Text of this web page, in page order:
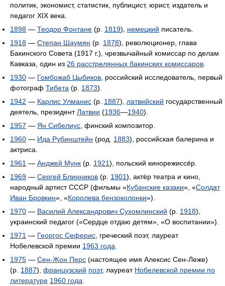
политик, экономист, статистик, публицист, юрист, издатель и
педагог XIX века.
1898 — Теодор Фонтане (р. 1819), немецкий писатель.
1918 — Степан Шаумян (р. 1878), революционер, глава
Бакинского Совета (1917 г.), чрезвычайный комиссар по делам
Кавказа, один из 26 расстрелянных бакинских комиссаров
1930 — Гомбожаб Цыбиков , российский исследователь, первый
фотограф Тибета (р. 1873).
1942 — Карлис Улманис (р. 1887), латвийский государственный
деятель, президентЛатвии (1936—1940).
1957 — Ян Сибелиус , финский композитор.
1960 — Ида Рубинштейн (род. 1883), российская балерина и
актриса.
1961 — Анджей Мунк (р. 1921), польский кинорежиссёр.
1969 — Сергей Блинников (р. 1901), актёр театра и кино,
народный артист СССР (фильмы «Кубанские казаки», «Солдат
Иван Бровкин», «Королева бензоколонки»).
1970 — Василий Александрович Сухомлинский (р. 1918),
украинский педагог («Сердце отдаю детям», «О воспитании»).
1971 — Георгос Сеферис , греческий поэт, лауреат
Нобелевской премии 1963 года
1975 — Сен-Жон Перс (настоящее имя Алексис Сен-Леже)
(р. 1887), французский поэт, лауреат Нобелевской премии по
литературе 1960 года